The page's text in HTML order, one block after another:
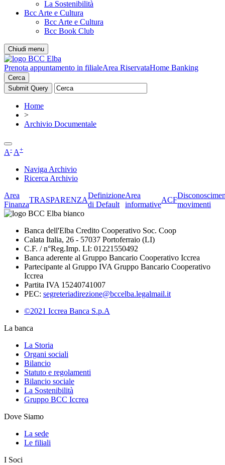
La Sostenibilità
Bcc Arte e Cultura
Bcc Arte e Cultura
Bcc Book Club
Chiudi menu
Prenota appuntamento in filialeArea RiservataHome Banking
Cerca
Home
>
Archivio Documentale
A- A+
Naviga Archivio
Ricerca Archivio
Area
Finanza
TRASPARENZA
Definizione
di Default
Area
informative
ACF
movimenti
Banca dell'Elba Credito Cooperativo Soc. Coop
Calata Italia, 26 - 57037 Portoferraio (LI)
C.F. / n°Reg.Imp. LI: 01221550492
Banca aderente al Gruppo Bancario Cooperativo Iccrea
Partecipante al Gruppo IVA Gruppo Bancario Cooperativo
Iccrea
Partita IVA 15240741007
PEC: segreteriadirezione@bccelba.legalmail.it
©2021 Iccrea Banca S.p.A
La banca
La Storia
Organi sociali
Bilancio
Statuto e regolamenti
Bilancio sociale
La Sostenibilità
Gruppo BCC Iccrea
Dove Siamo
La sede
Le filiali
I Soci